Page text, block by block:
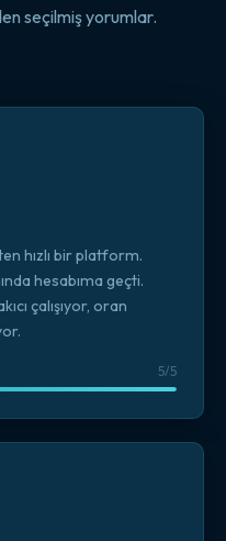
seçilmiş yorumlar.
hızlı bir platform.
hesabıma geçti.
çalışıyor, oran
5/5